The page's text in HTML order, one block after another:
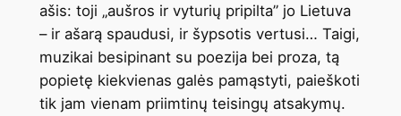
ašis: toji „aušros ir vyturių pripilta” jo Lietuva
– ir ašarą spaudusi, ir šypsotis vertusi… Taigi,
muzikai besipinant su poezija bei proza, tą
popietę kiekvienas galės pamąstyti, paieškoti
tik jam vienam priimtinų teisingų atsakymų.